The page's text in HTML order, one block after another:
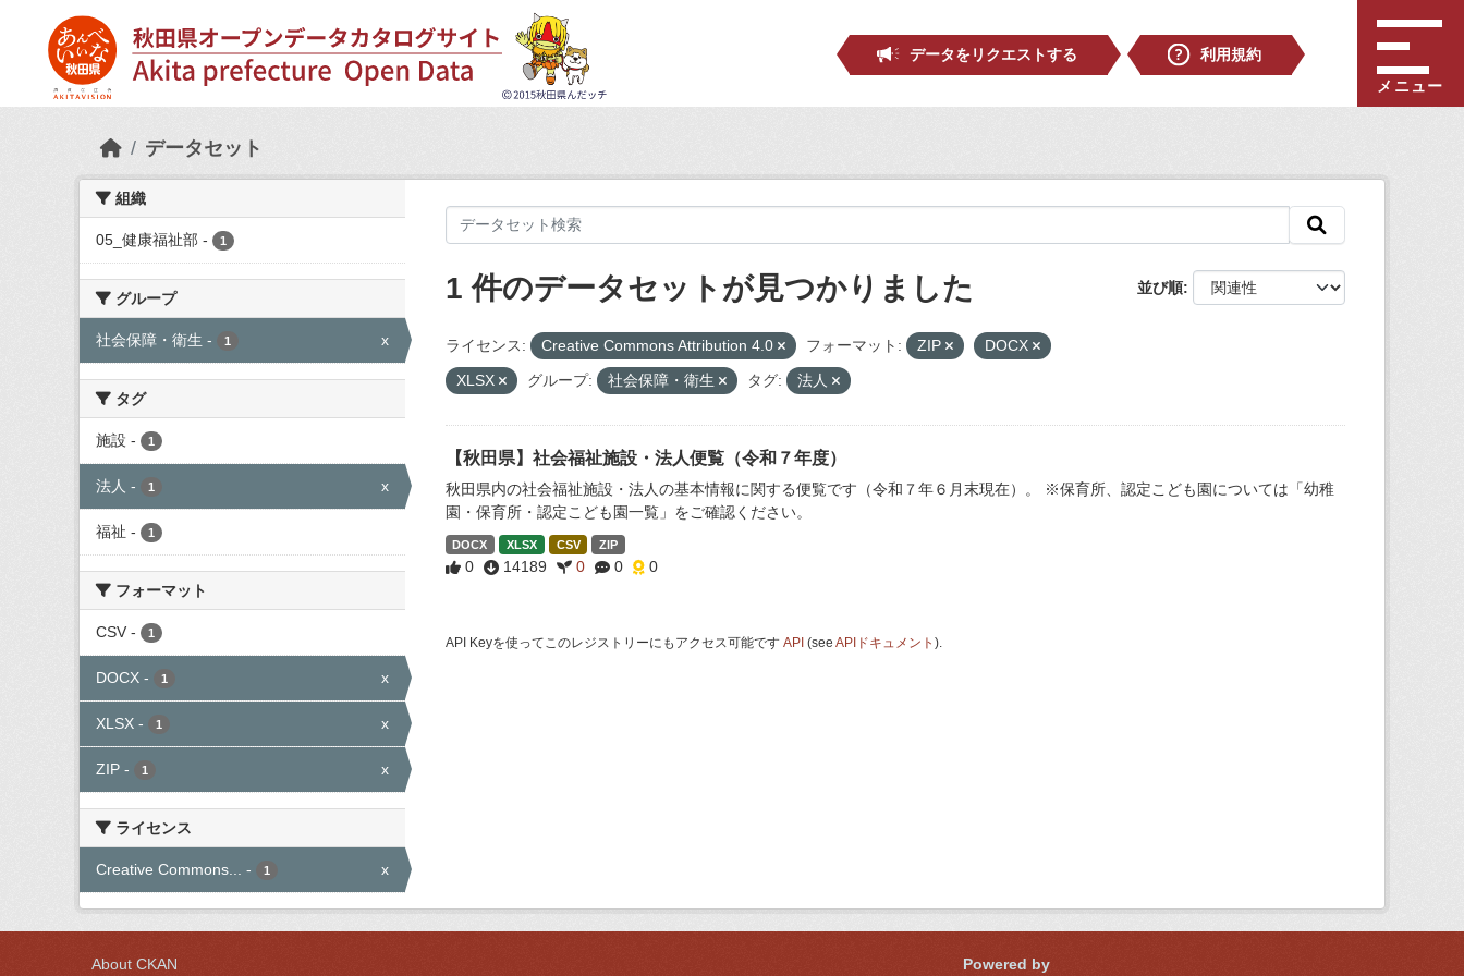
データをリクエストする
利用規約
メニュー
データセット
組織
05_健康福祉部 - 1
グループ
社会保障・衛生 - 1 x
タグ
施設 - 1
法人 - 1 x
福祉 - 1
フォーマット
CSV - 1
DOCX - 1 x
XLSX - 1 x
ZIP - 1 x
ライセンス
Creative Commons... - 1 x
並び順
1 件のデータセットが見つかりました
ライセンス: Creative Commons Attribution 4.0 フォーマット: ZIP
DOCX
XLSX
グループ: 社会保障・衛生 タグ: 法人
【秋田県】社会福祉施設・法人便覧（令和７年度）
秋田県内の社会福祉施設・法人の基本情報に関する便覧です（令和７年６月末現在）。 ※保育所、認定こども園については「幼稚
園・保育所・認定こども園一覧」をご確認ください。
DOCX XLSX CSV ZIP
0 14189 0 0 0
API Keyを使ってこのレジストリーにもアクセス可能です API (see APIドキュメント ).
About CKAN Powered by